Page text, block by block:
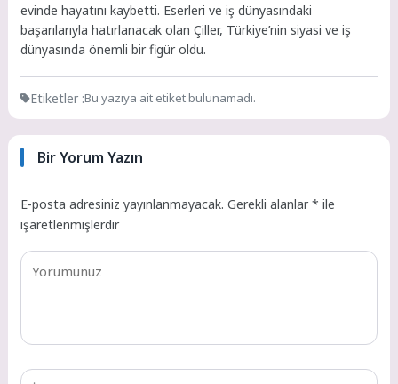
evinde hayatını kaybetti. Eserleri ve iş dünyasındaki
başarılarıyla hatırlanacak olan Çiller, Türkiye’nin siyasi ve iş
dünyasında önemli bir figür oldu.
Etiketler :Bu yazıya ait etiket bulunamadı.
Bir Yorum Yazın
E-posta adresiniz yayınlanmayacak. Gerekli alanlar* ile
işaretlenmişlerdir